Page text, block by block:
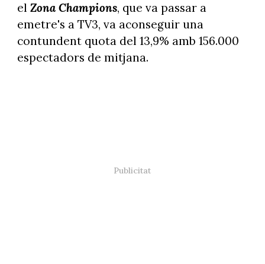
el Zona Champions, que va passar a
emetre's a TV3, va aconseguir una
contundent quota del 13,9% amb 156.000
espectadors de mitjana.